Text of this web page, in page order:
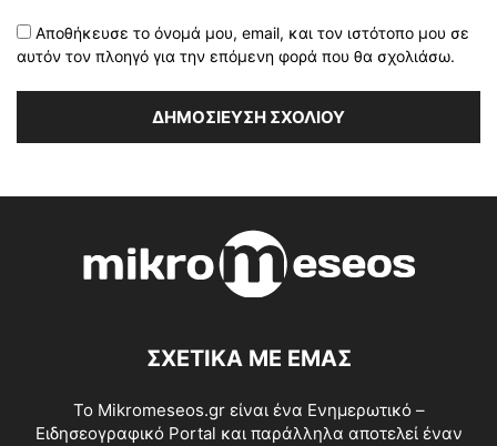
Αποθήκευσε το όνομά μου, email, και τον ιστότοπο μου σε
αυτόν τον πλοηγό για την επόμενη φορά που θα σχολιάσω.
ΣΧΕΤΙΚΑ ΜΕ ΕΜΑΣ
Το Mikromeseos.gr είναι ένα Ενημερωτικό –
Ειδησεογραφικό Portal και παράλληλα αποτελεί έναν